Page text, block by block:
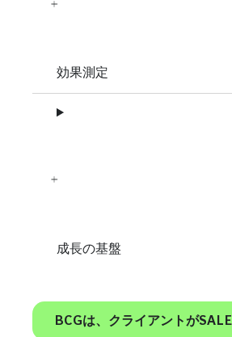
効果測定
成長の基盤
BCGは、クライアントが